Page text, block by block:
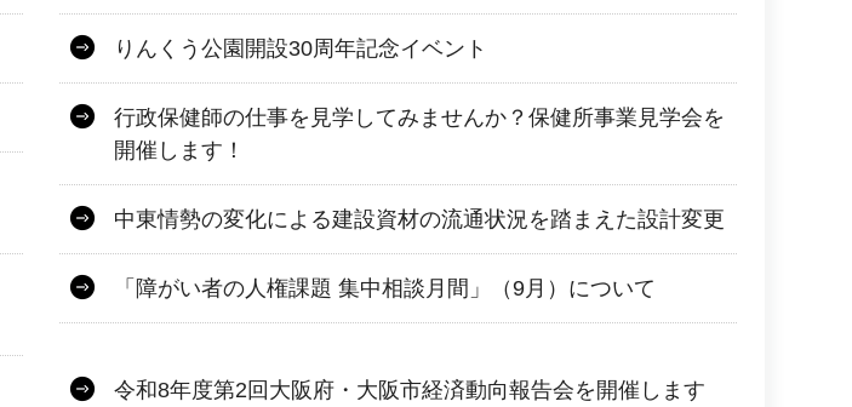
りんくう公園開設30周年記念イベント
行政保健師の仕事を見学してみませんか？保健所事業見学会を
開催します！
中東情勢の変化による建設資材の流通状況を踏まえた設計変更
「障がい者の人権課題 集中相談月間」（9月）について
令和8年度第2回大阪府・大阪市経済動向報告会を開催します